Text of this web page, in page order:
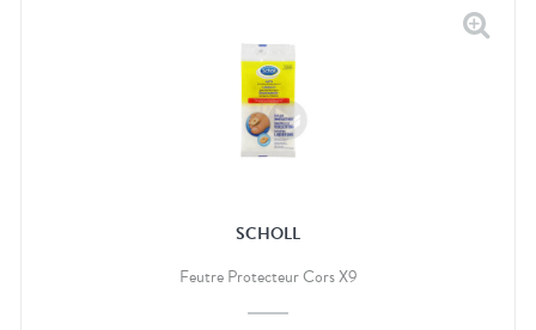
SCHOLL
Feutre Protecteur Cors X9